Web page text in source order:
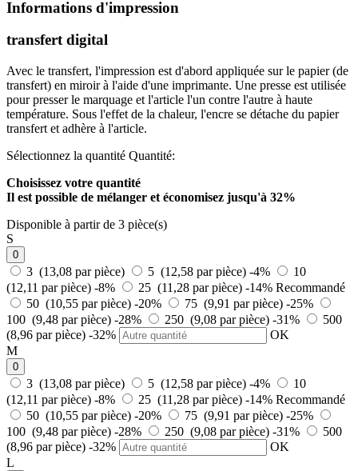
Informations d'impression
transfert digital
Avec le transfert, l'impression est d'abord appliquée sur le papier (de
transfert) en miroir à l'aide d'une imprimante. Une presse est utilisée
pour presser le marquage et l'article l'un contre l'autre à haute
température. Sous l'effet de la chaleur, l'encre se détache du papier
transfert et adhère à l'article.
Sélectionnez la quantité Quantité:
Choisissez votre quantité
Il est possible de mélanger et économisez jusqu'à 32%
Disponible à partir de 3 pièce(s)
S
0
3 (13,08 par pièce) 5 (12,58 par pièce) -4%
10
(12,11 par pièce) -8% 25 (11,28 par pièce) -14% Recommandé
50 (10,55 par pièce) -20% 75 (9,91 par pièce) -25%
100 (9,48 par pièce) -28% 250 (9,08 par pièce) -31%
500
(8,96 par pièce) -32%
OK
M
0
3 (13,08 par pièce) 5 (12,58 par pièce) -4%
10
(12,11 par pièce) -8% 25 (11,28 par pièce) -14% Recommandé
50 (10,55 par pièce) -20% 75 (9,91 par pièce) -25%
100 (9,48 par pièce) -28% 250 (9,08 par pièce) -31%
500
(8,96 par pièce) -32%
OK
L